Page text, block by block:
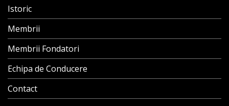
Istoric
Membrii
Membrii Fondatori
Echipa de Conducere
Contact